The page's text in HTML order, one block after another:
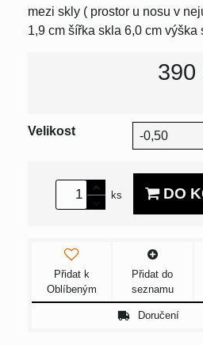
mezi skly ( prostor u nosu v
1,9 cm šířka skla 6,0 cm výška
390
Velikost -0,50
ks DO
Přidat k
Oblíbeným
Přidat do
seznamu
Doručení